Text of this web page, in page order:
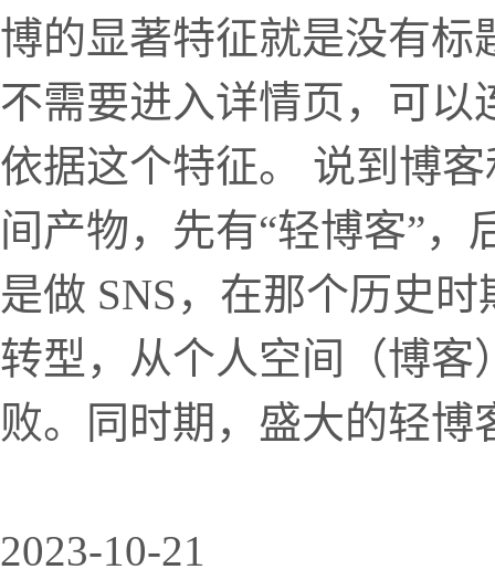
博的显著特征就是没有标
不需要进入详情页，可
依据这个特征。 说到博
间产物，先有“轻博客”，
是做 SNS，在那个历史
转型，从个人空间（博
败。同时期，盛大的轻博
2023-10-21